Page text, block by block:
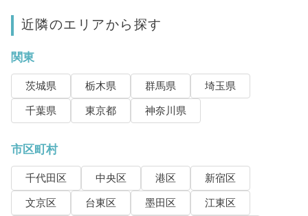
近隣のエリアから探す
関東
茨城県 栃木県 群馬県
埼玉県
千葉県
東京都 神奈川県
市区町村
千代田区 中央区 港区
新宿区
文京区
台東区 墨田区
江東区